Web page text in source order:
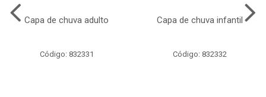
Capa de chuva adulto
Código: 832331
Capa de chuva infantil
Código: 832332